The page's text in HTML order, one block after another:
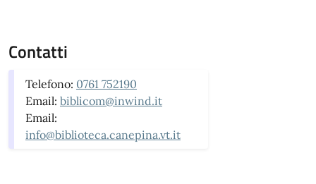
Contatti
Telefono: 0761 752190
Email: biblicom@inwind.it
Email:
info@biblioteca.canepina.vt.it